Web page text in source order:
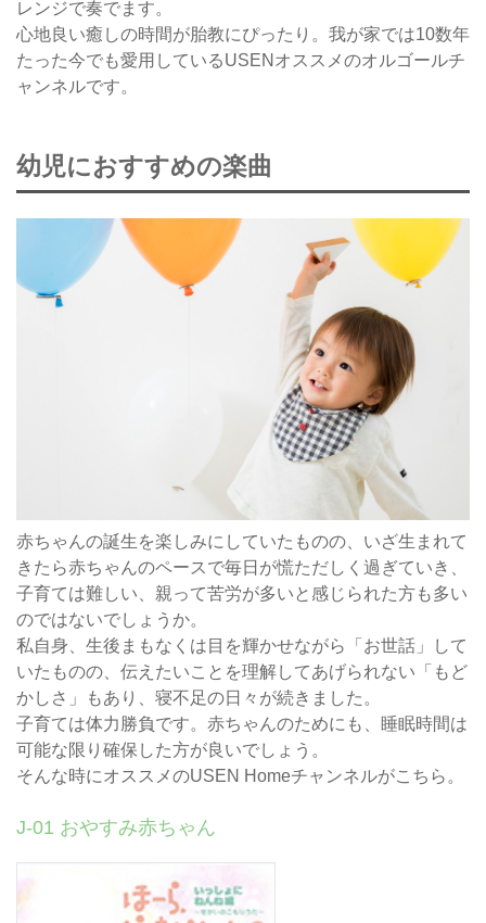
レンジで奏でます。
心地良い癒しの時間が胎教にぴったり。我が家では10数年
たった今でも愛用しているUSENオススメのオルゴールチ
ャンネルです。
幼児におすすめの楽曲
赤ちゃんの誕生を楽しみにしていたものの、いざ生まれて
きたら赤ちゃんのペースで毎日が慌ただしく過ぎていき、
子育ては難しい、親って苦労が多いと感じられた方も多い
のではないでしょうか。
私自身、生後まもなくは目を輝かせながら「お世話」して
いたものの、伝えたいことを理解してあげられない「もど
かしさ」もあり、寝不足の日々が続きました。
子育ては体力勝負です。赤ちゃんのためにも、睡眠時間は
可能な限り確保した方が良いでしょう。
そんな時にオススメのUSEN Homeチャンネルがこちら。
J-01 おやすみ赤ちゃん